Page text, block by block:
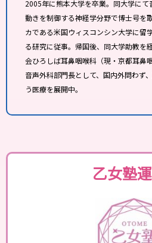
2005年に熊本大学を卒業。同大学に
動きを制御する神経学分野で博士号を
カである米国ウィスコンシン大学に留
る研究に従事。帰国後、同大学助教を
会ひろしば耳鼻咽喉科（現・京都耳鼻
音声外科部門長として、国内外問わず
う医療を展開中。
乙女塾